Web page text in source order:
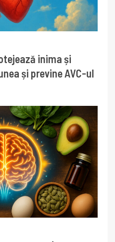
inima și
și previne AVC-ul